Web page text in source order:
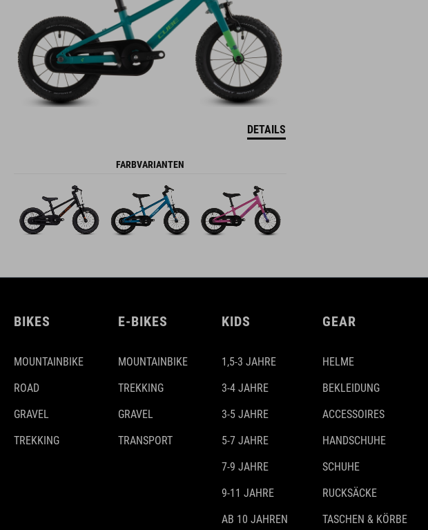
DETAILS
FARBVARIANTEN
BIKES
MOUNTAINBIKE
ROAD
GRAVEL
TREKKING
E-BIKES
MOUNTAINBIKE
TREKKING
GRAVEL
TRANSPORT
KIDS
1,5-3 JAHRE
3-4 JAHRE
3-5 JAHRE
5-7 JAHRE
7-9 JAHRE
9-11 JAHRE
AB 10 JAHREN
GEAR
HELME
BEKLEIDUNG
ACCESSOIRES
HANDSCHUHE
SCHUHE
RUCKSÄCKE
TASCHEN & KÖRBE